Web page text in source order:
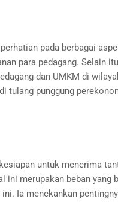
pada berbagai
para pedagang. Selain
dan UMKM di
tulang punggung
untuk menerima
ini merupakan beban yang
Ia menekankan